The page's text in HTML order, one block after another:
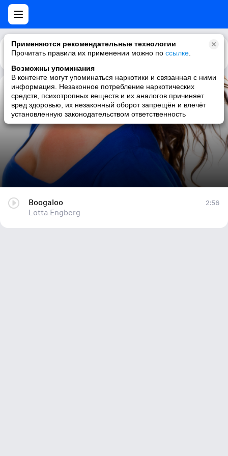
Применяются рекомендательные технологии
Прочитать правила их применении можно по ссылке
Возможны упоминания
В контенте могут упоминаться наркотики и связанная с ними
информация. Незаконное потребление наркотических
средств, психотропных веществ и их аналогов причиняет
вред здоровью, их незаконный оборот запрещён и влечёт
установленную законодательством ответственность
Каталог Рекомендации
Boogaloo
Lotta Engberg
Boogaloo
Lotta Engberg
2:56